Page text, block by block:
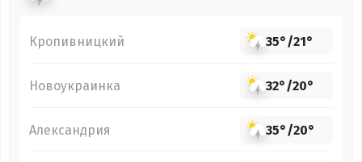
Кропивницкий 35°/21°
Новоукраинка 32°/20°
Александрия 35°/20°